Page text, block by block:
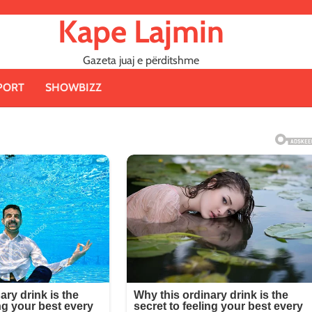
Kape Lajmin
Gazeta juaj e përditshme
SHOWBIZZ